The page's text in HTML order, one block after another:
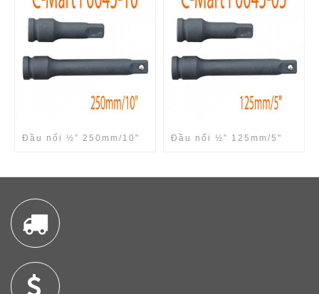
Đầu nối ½” 250mm/10" Đầu nối ½” 125mm/5"